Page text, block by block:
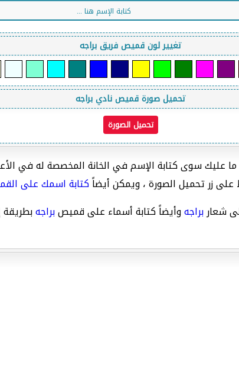
تغيير لون قميص فريق براجه
تحميل صورة قميص نادي براجه
زر تحميل الصورة ، ويمكن أيضاًكتابة اسمك على
شعاربراجهوأيضاً كتابة أسماء على قميصبراجهبطريقة